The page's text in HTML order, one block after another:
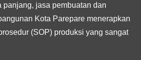
panjang, jasa pembuatan dan
Kota Parepare menerapkan
(SOP) produksi yang sangat